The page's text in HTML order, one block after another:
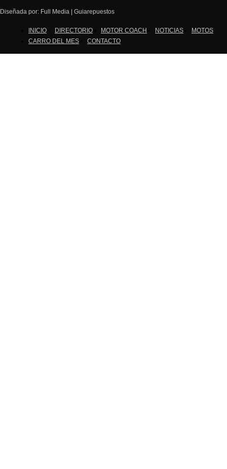
Diseñada por: Full Media | Guiarepuestos
INICIO DIRECTORIO MOTOR COACH NOTICIAS
MOTOS
CARRO DEL MES
CONTACTO